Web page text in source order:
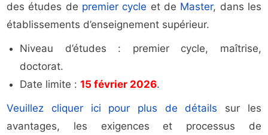
des études de premier cycle et de Master, dans les
établissements d’enseignement supérieur.
Niveau d’études : premier cycle, maîtrise,
doctorat.
Date limite :15 février 2026.
Veuillez cliquer ici pour plus de détails sur les
avantages, les exigences et processus de